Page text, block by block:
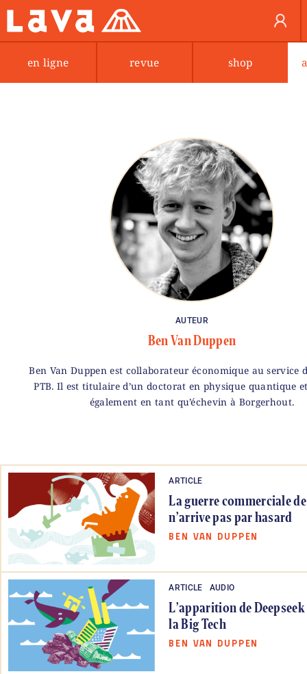
en ligne revue shop
AUTEUR
Ben Van Duppen
Ben Van Duppen est collaborateur économique au service
PTB. Il est titulaire d’un doctorat en physique quantique
également en tant qu’échevin à Borgerhout.
ARTICLE
La guerre commerciale
n’arrive pas par hasard
BEN VAN DUPPEN
ARTICLE AUDIO
L’apparition de
la Big Tech
BEN VAN DUPPEN